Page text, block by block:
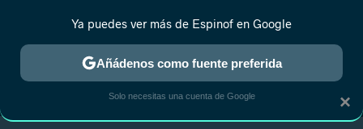
MENÚ NUEVO
ESTRENOS REALITY ANIME RANKINGS CINE ×
Ya puedes ver más de Espinof en Google
Añádenos como fuente preferida
Solo necesitas una cuenta de Google